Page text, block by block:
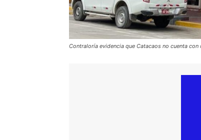
Contraloría evidencia que Catacaos no cuenta